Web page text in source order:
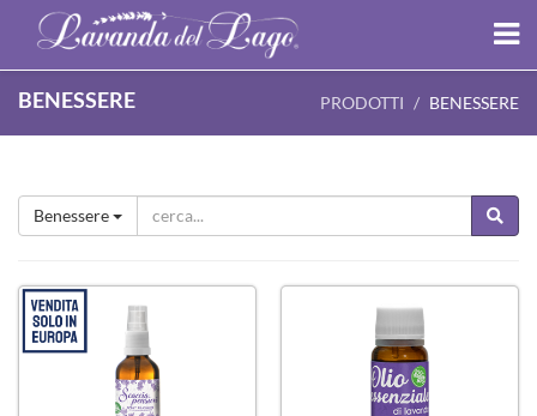
BENESSERE PRODOTTI BENESSERE
Benessere